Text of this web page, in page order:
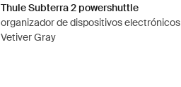
Thule Subterra 2 powershuttle
organizador de dispositivos electrónicos
Vetiver Gray